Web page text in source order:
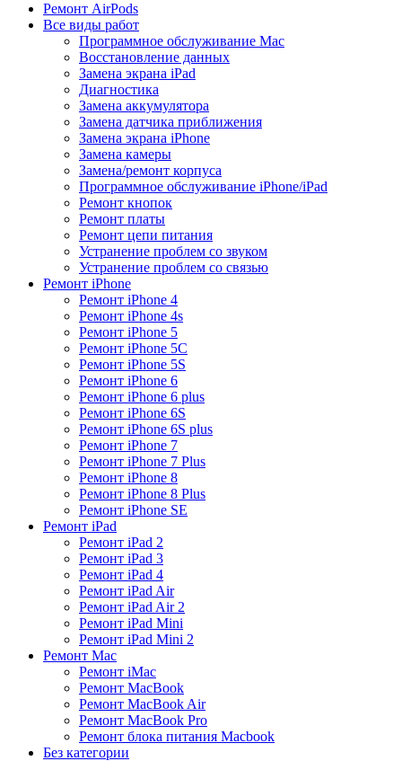
Ремонт AirPods
Все виды работ
Программное обслуживание Mac
Восстановление данных
Замена экрана iPad
Диагностика
Замена аккумулятора
Замена датчика приближения
Замена экрана iPhone
Замена камеры
Замена/ремонт корпуса
Программное обслуживание iPhone/iPad
Ремонт кнопок
Ремонт платы
Ремонт цепи питания
Устранение проблем со звуком
Устранение проблем со связью
Ремонт iPhone
Ремонт iPhone 4
Ремонт iPhone 4s
Ремонт iPhone 5
Ремонт iPhone 5C
Ремонт iPhone 5S
Ремонт iPhone 6
Ремонт iPhone 6 plus
Ремонт iPhone 6S
Ремонт iPhone 6S plus
Ремонт iPhone 7
Ремонт iPhone 7 Plus
Ремонт iPhone 8
Ремонт iPhone 8 Plus
Ремонт iPhone SE
Ремонт iPad
Ремонт iPad 2
Ремонт iPad 3
Ремонт iPad 4
Ремонт iPad Air
Ремонт iPad Air 2
Ремонт iPad Mini
Ремонт iPad Mini 2
Ремонт Mac
Ремонт iMac
Ремонт MacBook
Ремонт MacBook Air
Ремонт MacBook Pro
Ремонт блока питания Macbook
Без категории